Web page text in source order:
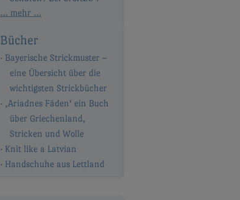
… mehr …
Bücher
Bayerische Strickmuster –
eine Übersicht über die
wichtigsten Strickbücher
‚Ariadnes Fäden‘ ein Buch
über Griechenland,
Stricken und Wolle
Knit like a Latvian
Handschuhe aus Lettland